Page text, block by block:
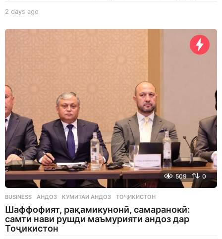
2 days ago
a
509 0
BUSINESS АНДОЗ ,КУМИТАИ АНДОЗ ,ТОҶИКИСТОН
Шаффофият, рақамикунонӣ, самаранокӣ:
самти нави рушди маъмурияти андоз дар
Тоҷикистон